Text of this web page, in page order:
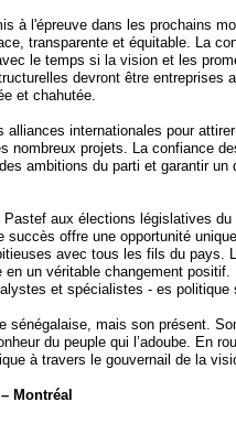
à l'épreuve dans les prochains
transparente et équitable. La
le temps si la vision et les
devront être entreprises
et chahutée.
alliances internationales pour
projets. La confiance
ambitions du parti et garantir un
aux élections législatives du
succès offre une opportunité
avec tous les fils du pays.
un véritable changement
et spécialistes - es politique
sénégalaise, mais son présent.
du peuple qui l’adoube. En
à travers le gouvernail de la
Montréal